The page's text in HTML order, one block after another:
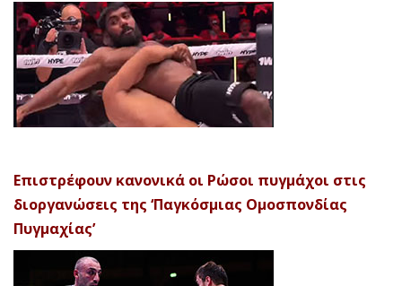
Επιστρέφουν κανονικά οι Ρώσοι πυγμάχοι στις
διοργανώσεις της ‘Παγκόσμιας Ομοσπονδίας
Πυγμαχίας’